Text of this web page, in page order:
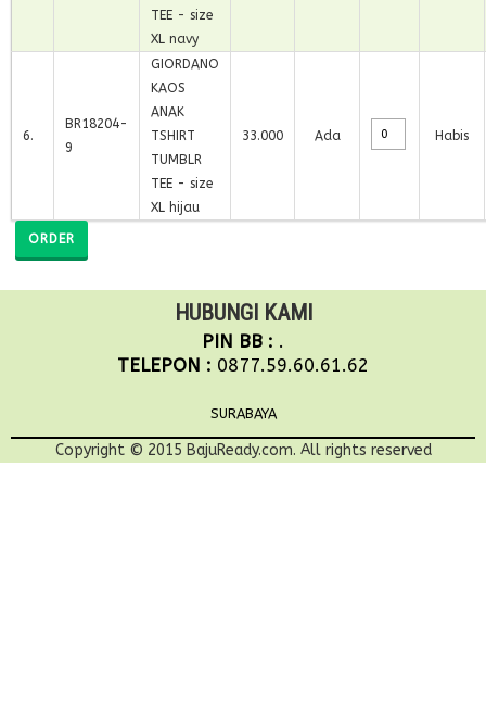
TEE - size
XL navy
6.
BR18204-
9
GIORDANO
KAOS
ANAK
TSHIRT
TUMBLR
TEE - size
XL hijau
33.000 Ada Habis
ORDER
HUBUNGI KAMI
PIN BB : .
TELEPON : 0877.59.60.61.62
SURABAYA
Copyright © 2015 BajuReady.com. All rights reserved